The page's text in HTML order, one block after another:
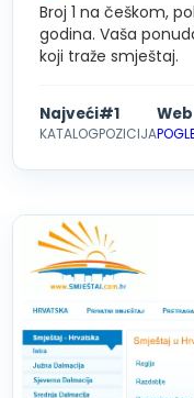
Broj 1 na češkom,
godina. Vaša
koji traže smještaj.
Najveći
KATALOG
#1
POZICIJA
Web